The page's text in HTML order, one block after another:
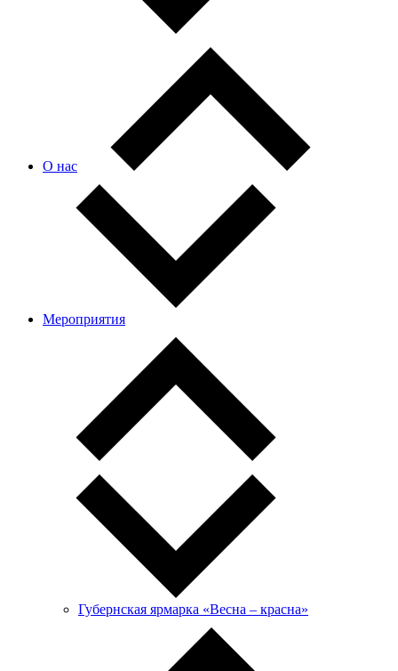
О нас
Мероприятия
Губернская ярмарка «Весна – красна»